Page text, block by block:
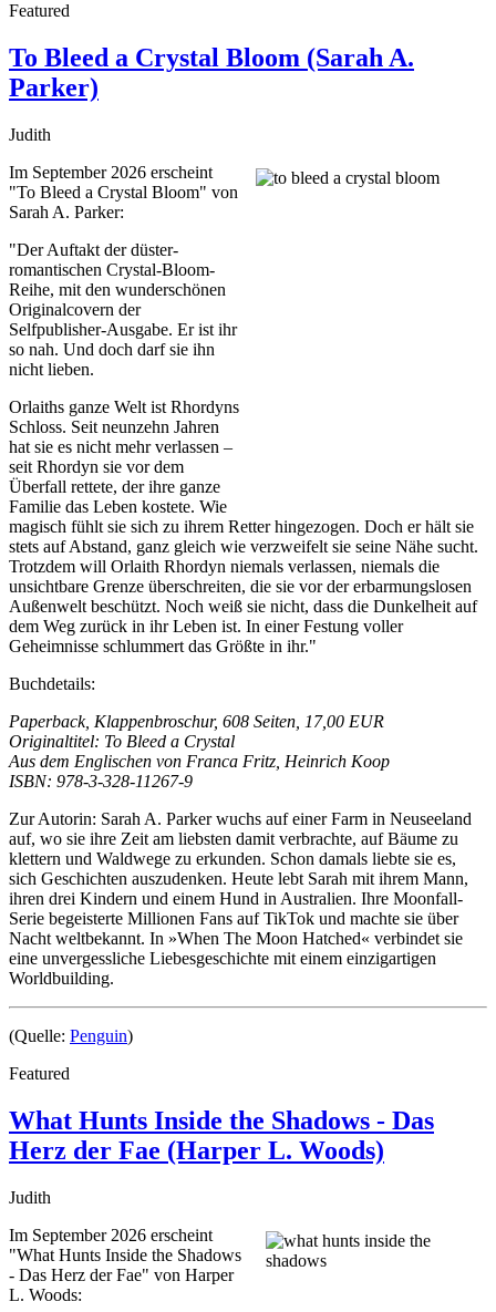
Featured
To Bleed a Crystal Bloom (Sarah A.
Parker)
Judith
Im September 2026 erscheint
"To Bleed a Crystal Bloom" von
Sarah A. Parker:
"Der Auftakt der düster-
romantischen Crystal-Bloom-
Reihe, mit den wunderschönen
Originalcovern der
Selfpublisher-Ausgabe. Er ist ihr
so nah. Und doch darf sie ihn
nicht lieben.
Orlaiths ganze Welt ist Rhordyns
Schloss. Seit neunzehn Jahren
hat sie es nicht mehr verlassen –
seit Rhordyn sie vor dem
Überfall rettete, der ihre ganze
Familie das Leben kostete. Wie
magisch fühlt sie sich zu ihrem Retter hingezogen. Doch er hält sie
stets auf Abstand, ganz gleich wie verzweifelt sie seine Nähe sucht.
Trotzdem will Orlaith Rhordyn niemals verlassen, niemals die
unsichtbare Grenze überschreiten, die sie vor der erbarmungslosen
Außenwelt beschützt. Noch weiß sie nicht, dass die Dunkelheit auf
dem Weg zurück in ihr Leben ist. In einer Festung voller
Geheimnisse schlummert das Größte in ihr."
Buchdetails:
Paperback, Klappenbroschur, 608 Seiten, 17,00 EUR
Originaltitel: To Bleed a Crystal
Aus dem Englischen von Franca Fritz, Heinrich Koop
ISBN: 978-3-328-11267-9
Zur Autorin: Sarah A. Parker wuchs auf einer Farm in Neuseeland
auf, wo sie ihre Zeit am liebsten damit verbrachte, auf Bäume zu
klettern und Waldwege zu erkunden. Schon damals liebte sie es,
sich Geschichten auszudenken. Heute lebt Sarah mit ihrem Mann,
ihren drei Kindern und einem Hund in Australien. Ihre Moonfall-
Serie begeisterte Millionen Fans auf TikTok und machte sie über
Nacht weltbekannt. In »When The Moon Hatched« verbindet sie
eine unvergessliche Liebesgeschichte mit einem einzigartigen
Worldbuilding.
(Quelle: Penguin)
Featured
What Hunts Inside the Shadows - Das
Herz der Fae (Harper L. Woods)
Judith
Im September 2026 erscheint
"What Hunts Inside the Shadows
- Das Herz der Fae" von Harper
L. Woods: